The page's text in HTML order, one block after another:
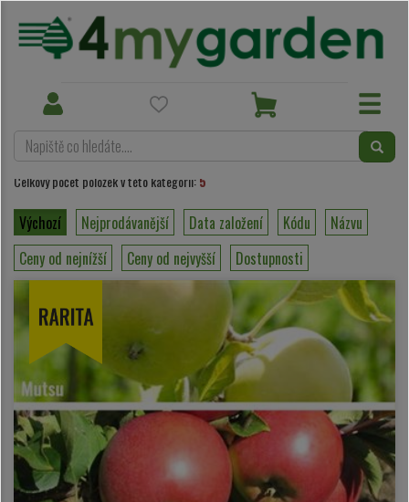
Toggle
navigation
Toggle
navigation
Kolekce Víceodrůdové ovoce
Víceodrůdové ovoce
Celkový počet položek v této kategorii:5
Výchozí Nejprodávanější Data založení Kódu
Názvu
Ceny od nejnížší
Ceny od nejvyšší Dostupnosti